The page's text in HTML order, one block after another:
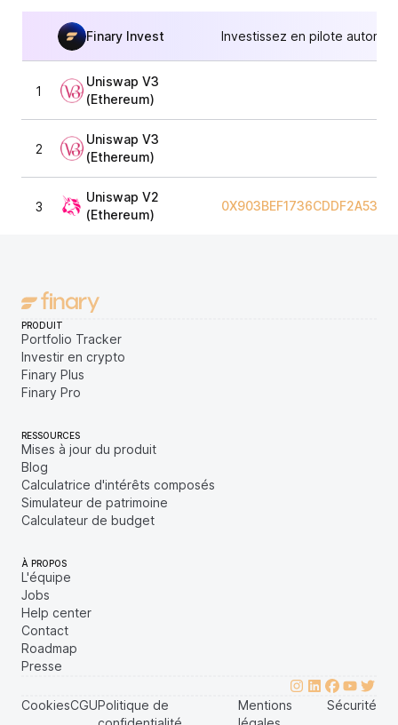
Finary Invest Investissez en pilote
1
Uniswap V3
(Ethereum)
2
Uniswap V3
(Ethereum)
3
Uniswap V2
(Ethereum)
PRODUIT
Portfolio Tracker
Investir en crypto
Finary Plus
Finary Pro
RESSOURCES
Mises à jour du produit
Blog
Calculatrice d'intérêts composés
Simulateur de patrimoine
Calculateur de budget
À PROPOS
L'équipe
Jobs
Help center
Contact
Roadmap
Presse
CookiesCGUPolitique de
Mentions
Sécurité